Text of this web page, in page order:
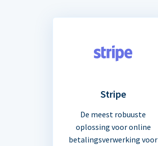
Stripe
De meest robuuste
oplossing voor online
betalingsverwerking voor